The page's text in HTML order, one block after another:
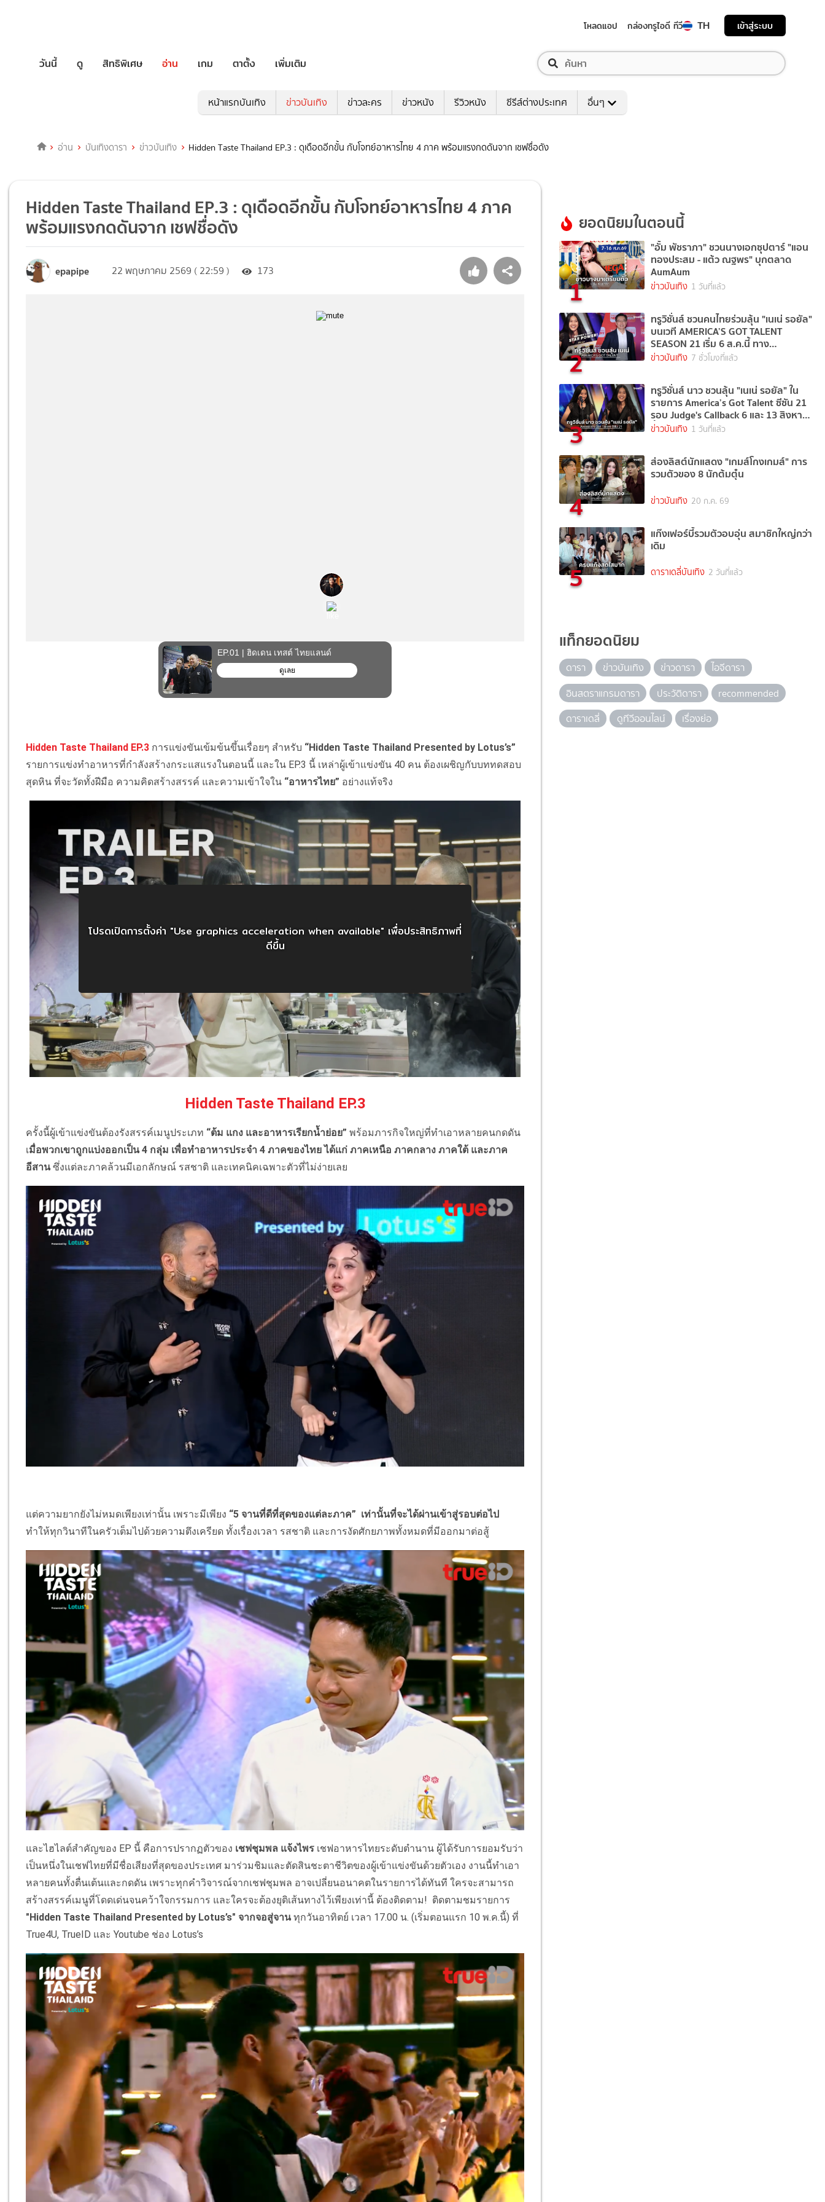
โหลดแอป กล่องทรูไอดี ทีวี TH เข้าสู่ระบบ
วันนี้ ดู สิทธิพิเศษ อ่าน เกม ตาตั้ง เพิ่มเติม
หน้าแรกบันเทิง ข่าวบันเทิง ข่าวละคร ข่าวหนัง รีวิวหนัง ซีรีส์ต่างประเทศ อื่นๆ
อ่าน บันเทิงดารา ข่าวบันเทิง Hidden Taste Thailand EP.3 : ดุเดือดอีกขั้น กับโจทย์อาหารไทย 4 ภาค พร้อมแรงกดดันจาก เชฟชื่อดัง
Hidden Taste Thailand EP.3 : ดุเดือดอีกขั้น กับโจทย์อาหารไทย 4 ภาค
พร้อมแรงกดดันจาก เชฟชื่อดัง
epapipe 22 พฤษภาคม 2569 ( 22:59 ) 173
Hidden Taste Thailand EP.3 การแข่งขันเข้มข้นขึ้นเรื่อยๆ สำหรับ “Hidden Taste Thailand Presented by Lotus’s”
รายการแข่งทำอาหารที่กำลังสร้างกระแสแรงในตอนนี้ และใน EP.3 นี้ เหล่าผู้เข้าแข่งขัน 40 คน ต้องเผชิญกับบททดสอบ
สุดหิน ที่จะวัดทั้งฝีมือ ความคิดสร้างสรรค์ และความเข้าใจใน “อาหารไทย” อย่างแท้จริง
Hidden Taste Thailand EP.3
ครั้งนี้ผู้เข้าแข่งขันต้องรังสรรค์เมนูประเภท “ต้ม แกง และอาหารเรียกน้ำย่อย” พร้อมภารกิจใหญ่ที่ทำเอาหลายคนกดดัน
เมื่อพวกเขาถูกแบ่งออกเป็น 4 กลุ่ม เพื่อทำอาหารประจำ 4 ภาคของไทย ได้แก่ ภาคเหนือ ภาคกลาง ภาคใต้ และภาค
อีสานซึ่งแต่ละภาคล้วนมีเอกลักษณ์ รสชาติ และเทคนิคเฉพาะตัวที่ไม่ง่ายเลย
แต่ความยากยังไม่หมดเพียงเท่านั้น เพราะมีเพียง “5 จานที่ดีที่สุดของแต่ละภาค” เท่านั้นที่จะได้ผ่านเข้าสู่รอบต่อไป
ทำให้ทุกวินาทีในครัวเต็มไปด้วยความตึงเครียด ทั้งเรื่องเวลา รสชาติ และการงัดศักยภาพทั้งหมดที่มีออกมาต่อสู้
และไฮไลต์สำคัญของ EP นี้ คือการปรากฏตัวของ เชฟชุมพล แจ้งไพร เชฟอาหารไทยระดับตำนาน ผู้ได้รับการยอมรับว่า
เป็นหนึ่งในเชฟไทยที่มีชื่อเสียงที่สุดของประเทศ มาร่วมชิมและตัดสินชะตาชีวิตของผู้เข้าแข่งขันด้วยตัวเอง งานนี้ทำเอา
หลายคนทั้งตื่นเต้นและกดดัน เพราะทุกคำวิจารณ์จากเชฟชุมพล อาจเปลี่ยนอนาคตในรายการได้ทันที ใครจะสามารถ
สร้างสรรค์เมนูที่โดดเด่นจนคว้าใจกรรมการ และใครจะต้องยุติเส้นทางไว้เพียงเท่านี้ ต้องติดตาม! ติดตามชมรายการ
"Hidden Taste Thailand Presented by Lotus’s" จากจอสู่จานทุกวันอาทิตย์ เวลา 17.00 น. (เริ่มตอนแรก 10 พ.ค.นี้) ที่
True4U, TrueID และ Youtube ช่อง Lotus’s
ยอดนิยมในตอนนี้
1
"อั้ม พัชราภา" ชวนนางเอกซุปตาร์ "แอน
ทองประสม - แต้ว ณฐพร" บุกตลาด
AumAum
ข่าวบันเทิง 1 วันที่แล้ว
2
ทรูวิชั่นส์ ชวนคนไทยร่วมลุ้น "เนเน่ รอยัล"
บนเวที AMERICA’S GOT TALENT
SEASON 21 เริ่ม 6 ส.ค.นี้ ทาง
TrueVisions NOW
ข่าวบันเทิง 7 ชั่วโมงที่แล้ว
3
ทรูวิชั่นส์ นาว ชวนลุ้น "เนเน่ รอยัล" ใน
รายการ America’s Got Talent ซีซัน 21
รอบ Judge's Callback 6 และ 13 สิงหาคม
นี้
ข่าวบันเทิง 1 วันที่แล้ว
4
ส่องลิสต์นักแสดง "เกมส์โกงเกมส์" การ
รวมตัวของ 8 นักต้มตุ๋น
ข่าวบันเทิง 20 ก.ค. 69
5
แก๊งเฟอร์บี้รวมตัวอบอุ่น สมาชิกใหญ่กว่า
เดิม
ดาราเดลี่บันเทิง 2 วันที่แล้ว
แท็กยอดนิยม
ดารา ข่าวบันเทิง ข่าวดารา
ไอจีดารา
อินสตราแกรมดารา
ประวัติดารา
recommended
ดาราเดลี่
ดูทีวีออนไลน์ เรื่องย่อ